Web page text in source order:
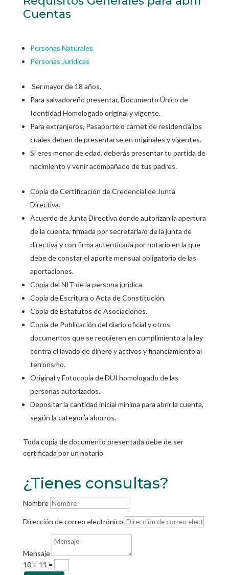
Cuentas
Personas Naturales
Personas Jurídicas
Ser mayor de 18 años.
Para salvadoreño presentar, Documento Único de
Identidad Homologado original y vigente.
Para extranjeros, Pasaporte o carnet de residencia los
cuales deben de presentarse en originales y vigentes.
Si eres menor de edad, deberás presentar tu partida de
nacimiento y venir acompañado de tus padres.
Copia de Certificación de Credencial de Junta
Directiva.
Acuerdo de Junta Directiva donde autorizan la apertura
de la cuenta, firmada por secretaria/o de la junta de
directiva y con firma autenticada por notario en la que
debe de constar el aporte mensual obligatorio de las
aportaciones.
Copia del NIT de la persona jurídica.
Copia de Escritura o Acta de Constitución.
Copia de Estatutos de Asociaciones.
Copia de Publicación del diario oficial y otros
documentos que se requieren en cumplimiento a la ley
contra el lavado de dinero y activos y financiamiento al
terrorismo.
Original y Fotocopia de DUI homologado de las
personas autorizados.
Depositar la cantidad inicial mínima para abrir la cuenta,
según la categoría ahorros.
Toda copia de documento presentada debe de ser
certificada por un notario
¿Tienes consultas?
Nombre
Dirección de correo electrónico
Mensaje
10 + 11 =